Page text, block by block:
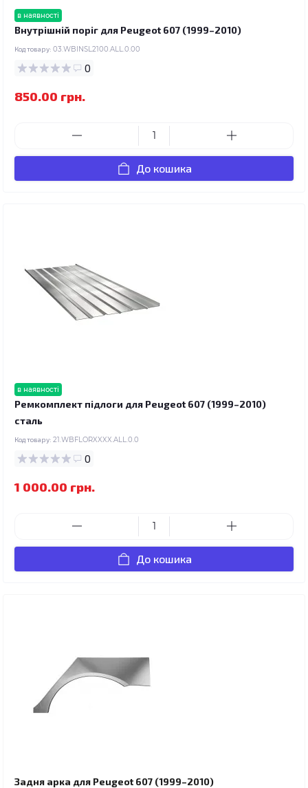
в наявності
Внутрішній поріг для Peugeot 607 (1999–2010)
Код товару: 03.WBINSL2100.ALL.0.00
0
850.00 грн.
До кошика
в наявності
Ремкомплект підлоги для Peugeot 607 (1999–2010)
сталь
Код товару: 21.WBFLORXXXX.ALL.0.0
0
1 000.00 грн.
До кошика
Задня арка для Peugeot 607 (1999–2010)